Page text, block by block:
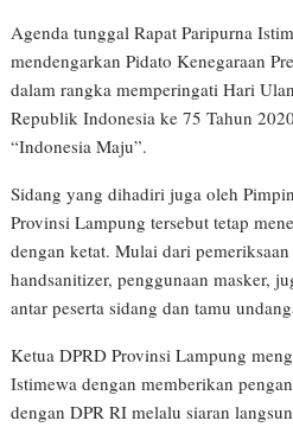
Agenda tunggal Rapat Paripurna
mendengarkan Pidato Kenegaraan
dalam rangka memperingati Hari
Republik Indonesia ke 75 Tahun
“Indonesia Maju”.
Sidang yang dihadiri juga oleh
Provinsi Lampung tersebut tetap
dengan ketat. Mulai dari
handsanitizer, penggunaan masker,
antar peserta sidang dan tamu
Ketua DPRD Provinsi Lampung
Istimewa dengan memberikan
dengan DPR RI melalu siaran